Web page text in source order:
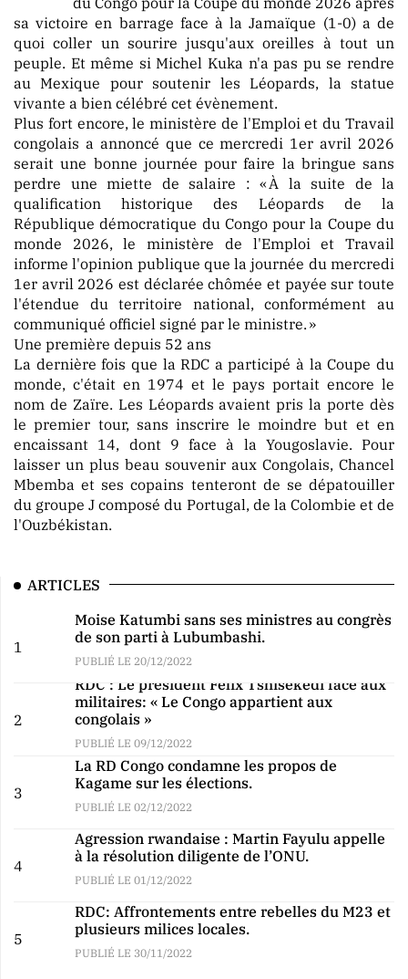
La
Neutralité
Totale
Aucune
Tendance
Politique
PUBLICATION
MARKET
sa victoire en barrage face à la Jamaïque (1-0) a de
quoi coller un sourire jusqu'aux oreilles à tout un
peuple. Et même si Michel Kuka n'a pas pu se rendre
au Mexique pour soutenir les Léopards, la statue
vivante a bien célébré cet évènement.
Plus fort encore, le ministère de l'Emploi et du Travail
congolais a annoncé que ce mercredi 1er avril 2026
serait une bonne journée pour faire la bringue sans
perdre une miette de salaire : « À la suite de la
qualification historique des Léopards de la
République démocratique du Congo pour la Coupe du
monde 2026, le ministère de l'Emploi et Travail
informe l'opinion publique que la journée du mercredi
1er avril 2026 est déclarée chômée et payée sur toute
l'étendue du territoire national, conformément au
communiqué officiel signé par le ministre. »
Une première depuis 52 ans
La dernière fois que la RDC a participé à la Coupe du
monde, c'était en 1974 et le pays portait encore le
nom de Zaïre. Les Léopards avaient pris la porte dès
le premier tour, sans inscrire le moindre but et en
encaissant 14, dont 9 face à la Yougoslavie. Pour
laisser un plus beau souvenir aux Congolais, Chancel
Mbemba et ses copains tenteront de se dépatouiller
du groupe J composé du Portugal, de la Colombie et de
l'Ouzbékistan.
ARTICLES
1
Moise Katumbi sans ses ministres au congrès
de son parti à Lubumbashi.
PUBLIÉ LE 20/12/2022
2
RDC : Le président Félix Tshisekedi face aux
militaires: « Le Congo appartient aux
congolais »
PUBLIÉ LE 09/12/2022
3
La RD Congo condamne les propos de
Kagame sur les élections.
PUBLIÉ LE 02/12/2022
4
Agression rwandaise : Martin Fayulu appelle
à la résolution diligente de l’ONU.
PUBLIÉ LE 01/12/2022
5
RDC: Affrontements entre rebelles du M23 et
plusieurs milices locales.
PUBLIÉ LE 30/11/2022